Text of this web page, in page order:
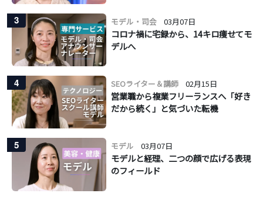
3 モデル・司会 03月07日
コロナ禍に宅録から、14キロ痩せてモ
デルへ
4 SEOライター＆講師 02月15日
営業職から複業フリーランスへ「好き
だから続く」と気づいた転機
5 モデル 03月07日
モデルと経理、二つの顔で広げる表現
のフィールド